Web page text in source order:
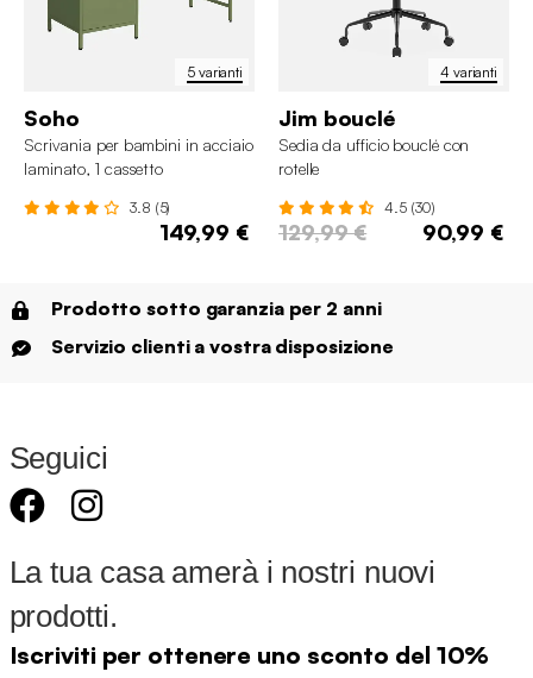
5 varianti
Soho
Scrivania per bambini in acciaio
laminato, 1 cassetto
3.8 (5)
149,99 €
4 varianti
Jim bouclé
Sedia da ufficio bouclé con
rotelle
4.5 (30)
129,99 € 90,99 €
Prodotto sotto garanzia per 2 anni
Servizio clienti a vostra disposizione
Seguici
La tua casa amerà i nostri nuovi
prodotti.
Iscriviti per ottenere uno sconto del 10%